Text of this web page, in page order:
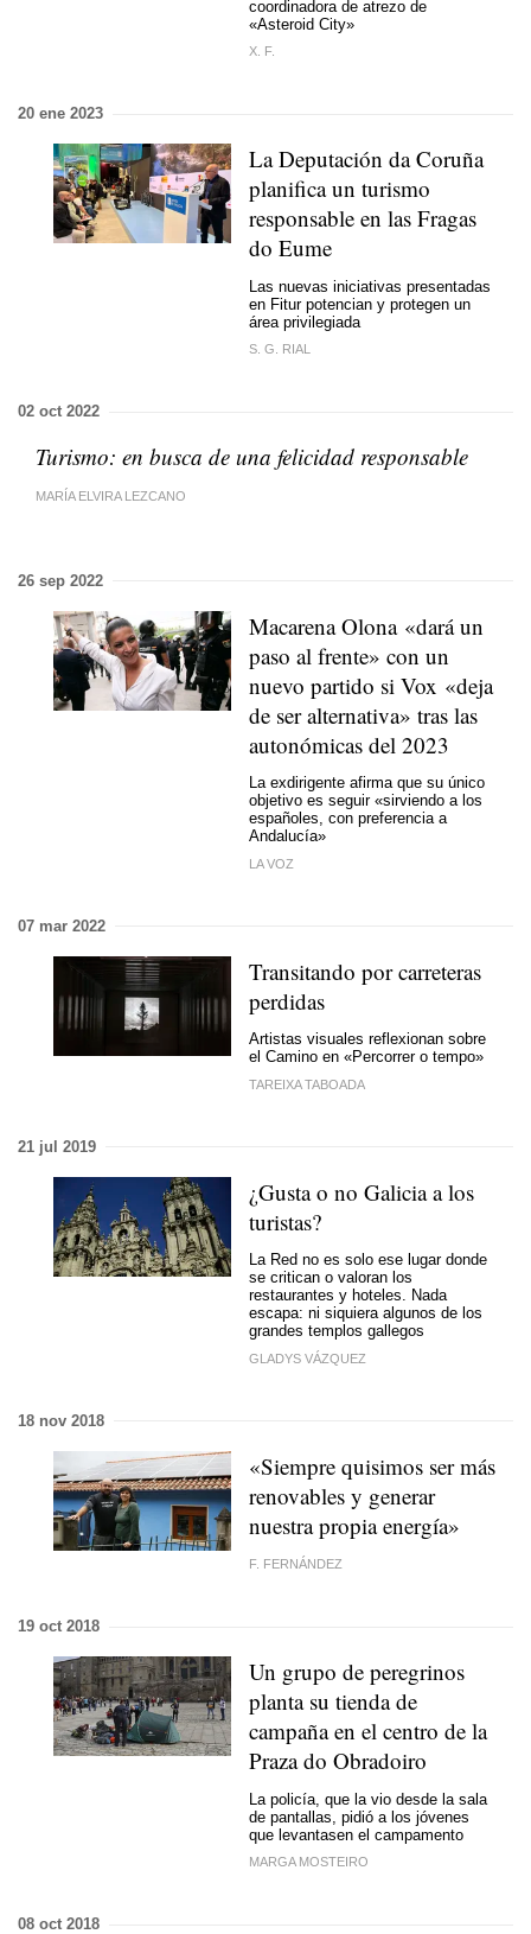
coordinadora de atrezo de
«Asteroid City»
X. F.
20 ene 2023
La Deputación da Coruña
planifica un turismo
responsable en las Fragas
do Eume
Las nuevas iniciativas presentadas
en Fitur potencian y protegen un
área privilegiada
S. G. RIAL
02 oct 2022
Turismo: en busca de una felicidad responsable
MARÍA ELVIRA LEZCANO
26 sep 2022
Macarena Olona «dará un
paso al frente» con un
nuevo partido si Vox «deja
de ser alternativa» tras las
autonómicas del 2023
La exdirigente afirma que su único
objetivo es seguir «sirviendo a los
españoles, con preferencia a
Andalucía»
LA VOZ
07 mar 2022
Transitando por carreteras
perdidas
Artistas visuales reflexionan sobre
el Camino en «Percorrer o tempo»
TAREIXA TABOADA
21 jul 2019
¿Gusta o no Galicia a los
turistas?
La Red no es solo ese lugar donde
se critican o valoran los
restaurantes y hoteles. Nada
escapa: ni siquiera algunos de los
grandes templos gallegos
GLADYS VÁZQUEZ
18 nov 2018
«Siempre quisimos ser más
renovables y generar
nuestra propia energía»
F. FERNÁNDEZ
19 oct 2018
Un grupo de peregrinos
planta su tienda de
campaña en el centro de la
Praza do Obradoiro
La policía, que la vio desde la sala
de pantallas, pidió a los jóvenes
que levantasen el campamento
MARGA MOSTEIRO
08 oct 2018